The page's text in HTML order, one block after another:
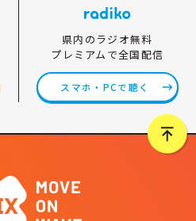
県内のラジオ無料
プレミアムで全国配信
スマホ・PCで聴く